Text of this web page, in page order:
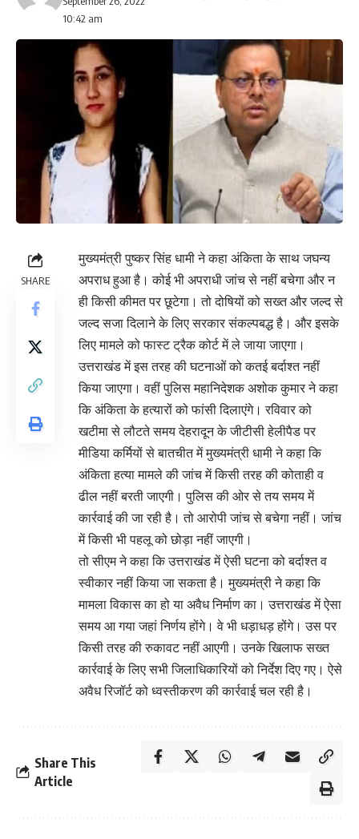
10:42 am
SHARE
मुख्यमंत्री पुष्कर सिंह धामी ने कहा अंकिता के साथ जघन्य
अपराध हुआ है। कोई भी अपराधी जांच से नहीं बचेगा और न
ही किसी कीमत पर छूटेगा। तो दोषियों को सख्त और जल्द से
जल्द सजा दिलाने के लिए सरकार संकल्पबद्ध है। और इसके
लिए मामले को फास्ट ट्रैक कोर्ट में ले जाया जाएगा।
उत्तराखंड में इस तरह की घटनाओं को कतई बर्दाश्त नहीं
किया जाएगा। वहीं पुलिस महानिदेशक अशोक कुमार ने कहा
कि अंकिता के हत्यारों को फांसी दिलाएंगे। रविवार को
खटीमा से लौटते समय देहरादून के जीटीसी हेलीपैड पर
मीडिया कर्मियों से बातचीत में मुख्यमंत्री धामी ने कहा कि
अंकिता हत्या मामले की जांच में किसी तरह की कोताही व
ढील नहीं बरती जाएगी। पुलिस की ओर से तय समय में
कार्रवाई की जा रही है। तो आरोपी जांच से बचेगा नहीं। जांच
में किसी भी पहलू को छोड़ा नहीं जाएगी।
तो सीएम ने कहा कि उत्तराखंड में ऐसी घटना को बर्दाश्त व
स्वीकार नहीं किया जा सकता है। मुख्यमंत्री ने कहा कि
मामला विकास का हो या अवैध निर्माण का। उत्तराखंड में ऐसा
समय आ गया जहां निर्णय होंगे। वे भी धड़ाधड़ होंगे। उस पर
किसी तरह की रुकावट नहीं आएगी। उनके खिलाफ सख्त
कार्रवाई के लिए सभी जिलाधिकारियों को निर्देश दिए गए। ऐसे
अवैध रिजॉर्ट को ध्वस्तीकरण की कार्रवाई चल रही है।
Share This
Article